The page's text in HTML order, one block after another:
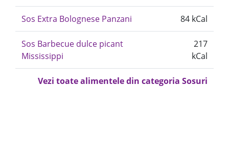
Sos Extra Bolognese Panzani 84 kCal
Sos Barbecue dulce picant
Mississippi
217
kCal
Vezi toate alimentele din categoria Sosuri